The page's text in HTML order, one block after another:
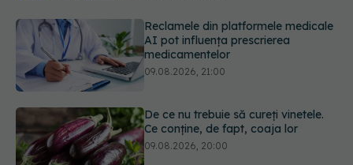
De ce nu trebuie să cureți vinetele.
Excrescențele cutanate benigne în
zona genitală: cauze, simptome,